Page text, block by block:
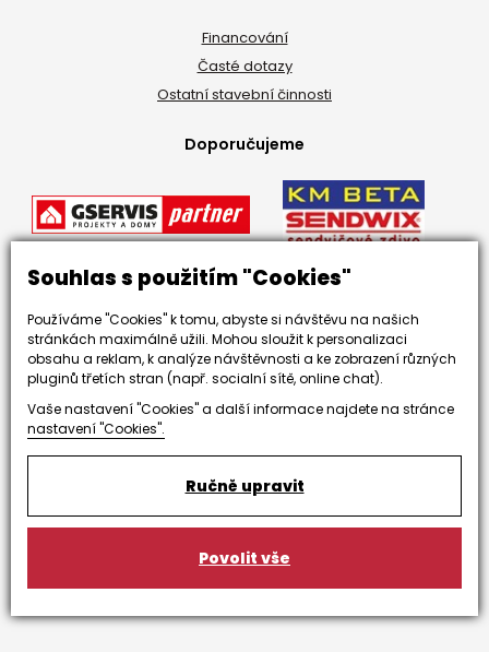
Souhlas s použitím "Cookies"
Používáme "Cookies" k tomu, abyste si návštěvu na našich
stránkách maximálně užili. Mohou sloužit k personalizaci
obsahu a reklam, k analýze návštěvnosti a ke zobrazení různých
pluginů třetích stran (např. socialní sítě, online chat).
Vaše nastavení "Cookies" a další informace najdete na stránce
nastavení "Cookies".
Ručně upravit
Povolit vše
Financování
Časté dotazy
Ostatní stavební činnosti
Doporučujeme
Zaujali jsme Vás?